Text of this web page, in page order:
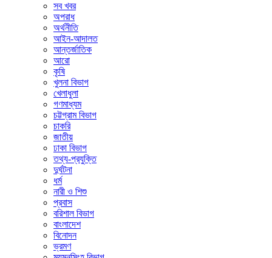
সব খবর
অপরাধ
অর্থনীতি
আইন-আদালত
আন্তর্জাতিক
আরো
কৃষি
খুলনা বিভাগ
খেলাধুলা
গণমাধ্যম
চট্টগ্রাম বিভাগ
চাকরি
জাতীয়
ঢাকা বিভাগ
তথ্য-প্রযুক্তি
দুর্ঘটনা
ধর্ম
নারী ও শিশু
প্রবাস
বরিশাল বিভাগ
বাংলাদেশ
বিনোদন
ভ্রমণ